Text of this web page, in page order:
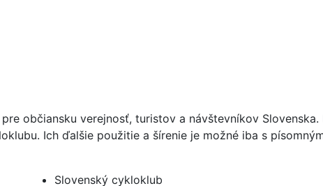
občiansku verejnosť, turistov a návštevníkov Slovenska.
Ich ďalšie použitie a šírenie je možné iba s
Slovenský cykloklub